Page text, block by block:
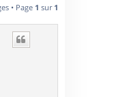
• Page 1 sur 1